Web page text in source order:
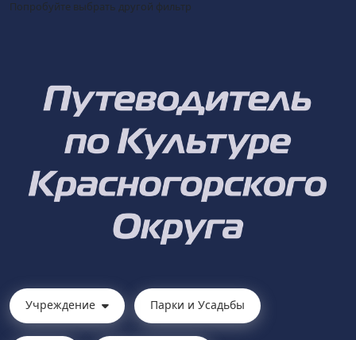
Попробуйте выбрать другой фильтр
Учреждение Парки и Усадьбы